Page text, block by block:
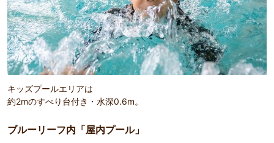
キッズプールエリアは
約2mのすべり台付き・水深0.6m。
ブルーリーフ内「屋内プール」